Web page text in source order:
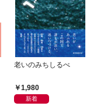
老いのみちしるべ
1,980
新着